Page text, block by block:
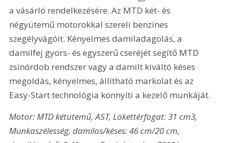
a vásárló rendelkezésére. Az MTD két- és
négyütemű motorokkal szereli benzines
szegélyvágóit. Kényelmes damiladagolás, a
damilfej gyors- és egyszerű cseréjét segítő MTD
zsinórdob rendszer vagy a damilt kiváltó késes
megoldás, kényelmes, állítható markolat és az
Easy-Start technológia könnyíti a kezelő munkáját.
Motor: MTD kétütemű, AST, Lökettérfogat: 31 cm3,
Munkaszélesség, damilos/késes: 46 cm/20 cm,